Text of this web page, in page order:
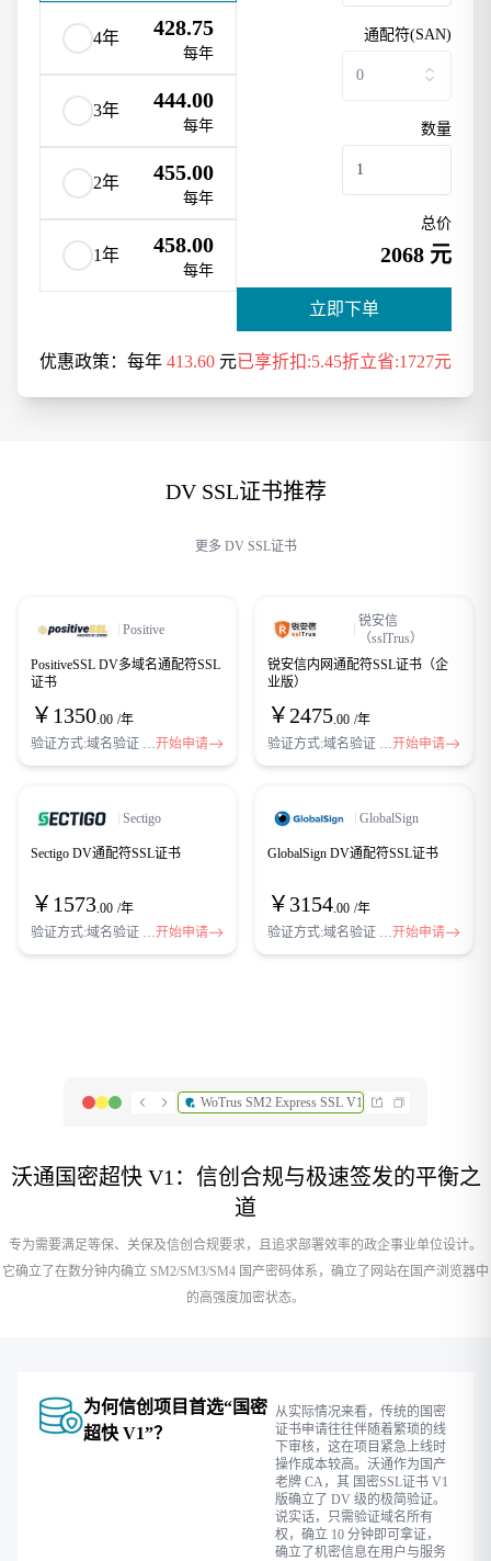
4年 428.75
每年
3年 444.00
每年
2年 455.00
每年
1年 458.00
每年
通配符(SAN)
数量
总价
2068 元
立即下单
优惠政策： 每年 413.60 元 5.45折 1727元
DV SSL证书推荐
更多 DV SSL证书
Positive
PositiveSSL DV多域名通配符SSL
证书
￥ 1350.00 /年
验证方式:域名验证 DV开始申请
锐安信
（sslTrus）
锐安信内网通配符SSL证书（企
业版）
￥ 2475.00 /年
验证方式:域名验证 DV开始申请
Sectigo
Sectigo DV通配符SSL证书
￥ 1573.00 /年
验证方式:域名验证 DV开始申请
GlobalSign
GlobalSign DV通配符SSL证书
￥ 3154.00 /年
验证方式:域名验证 DV开始申请
WoTrus SM2 Express SSL V1
沃通国密超快 V1：信创合规与极速签发的平衡之
道
专为需要满足等保、关保及信创合规要求，且追求部署效率的政企事业单位设计。
它确立了在数分钟内确立 SM2/SM3/SM4 国产密码体系，确立了网站在国产浏览器中
的高强度加密状态。
为何信创项目首选“国密
超快 V1”？
从实际情况来看，传统的国密
证书申请往往伴随着繁琐的线
下审核，这在项目紧急上线时
操作成本较高。沃通作为国产
老牌 CA，其 国密SSL证书 V1
版确立了 DV 级的极简验证。
说实话，只需验证域名所有
权，确立 10 分钟即可拿证，
确立了机密信息在用户与服务